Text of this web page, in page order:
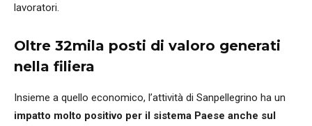
lavoratori.
Oltre 32mila posti di valoro generati
nella filiera
Insieme a quello economico, l’attività di Sanpellegrino ha un
impatto molto positivo per il sistema Paese anche sul